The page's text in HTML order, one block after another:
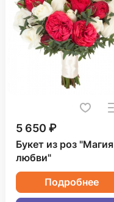
5 650 ₽
Букет из роз "Магия
любви"
Подробнее